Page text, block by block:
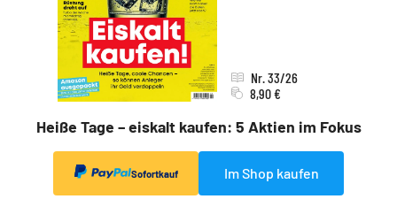
Heiße Tage – eiskalt kaufen: 5 Aktien im Fokus
Nr. 33/26
8,90 €
Sofortkauf Im Shop kaufen